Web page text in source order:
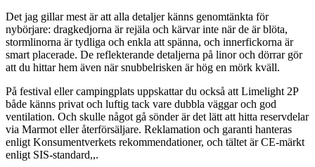
Det jag gillar mest är att alla detaljer känns genomtänkta för
nybörjare: dragkedjorna är rejäla och kärvar inte när de är blöta,
stormlinorna är tydliga och enkla att spänna, och innerfickorna är
smart placerade. De reflekterande detaljerna på linor och dörrar gör
att du hittar hem även när snubbelrisken är hög en mörk kväll.
På festival eller campingplats uppskattar du också att Limelight 2P
både känns privat och luftig tack vare dubbla väggar och god
ventilation. Och skulle något gå sönder är det lätt att hitta reservdelar
via Marmot eller återförsäljare. Reklamation och garanti hanteras
enligt Konsumentverkets rekommendationer, och tältet är CE-märkt
enligt SIS-standard,,.